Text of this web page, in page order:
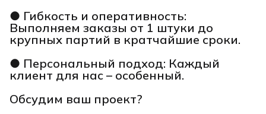
● Гибкость и оперативность:
Выполняем заказы от 1 штуки до
крупных партий в кратчайшие сроки.
● Персональный подход: Каждый
клиент для нас – особенный.
Обсудим ваш проект?